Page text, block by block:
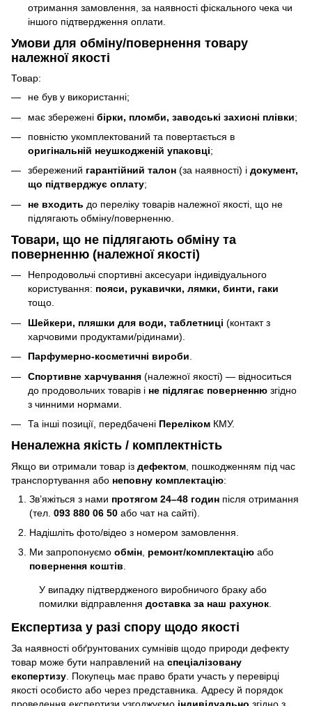
отримання замовлення, за наявності фіскального чека чи
іншого підтвердження оплати.
Умови для обміну/повернення товару
належної якості
Товар:
не був у використанні;
має збережені бірки, пломби, заводські захисні плівки;
повністю укомплектований та повертається в
оригінальній неушкодженій упаковці;
збережений гарантійний талон (за наявності) і документ,
що підтверджує оплату;
не входить до переліку товарів належної якості, що не
підлягають обміну/поверненню.
Товари, що не підлягають обміну та
поверненню (належної якості)
Непродовольчі спортивні аксесуари індивідуального
користування: пояси, рукавички, лямки, бинти, гаки
тощо.
Шейкери, пляшки для води, таблетниці (контакт з
харчовими продуктами/рідинами).
Парфумерно-косметичні вироби.
Спортивне харчування (належної якості) — відноситься
до продовольчих товарів і не підлягає поверненню згідно
з чинними нормами.
Та інші позиції, передбачені Переліком КМУ.
Неналежна якість / комплектність
Якщо ви отримали товар із дефектом , пошкодженням під час
транспортування або неповну комплектацію:
Зв’яжіться з нами протягом 24–48 годин після отримання
(тел. 093 880 06 50 або чат на сайті).
Надішліть фото/відео з номером замовлення.
Ми запропонуємо обмін, ремонт/комплектацію або
повернення коштів.
У випадку підтвердженого виробничого браку або
помилки відправлення доставка за наш рахунок.
Експертиза у разі спору щодо якості
За наявності обґрунтованих сумнівів щодо природи дефекту
товар може бути направлений на спеціалізовану
експертизу . Покупець має право брати участь у перевірці
якості особисто або через представника. Адресу й порядок
проведення експертизи узгоджуємо індивідуально згідно з